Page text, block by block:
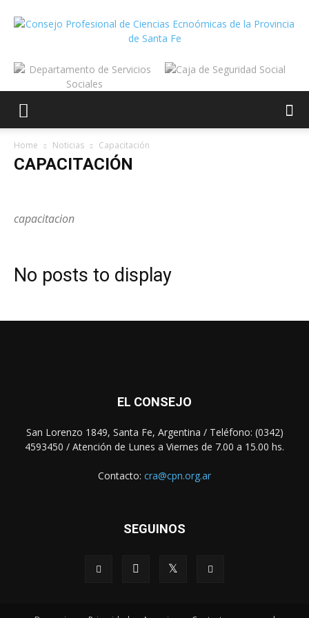
Home Noticias Capacitación
CAPACITACIÓN
capacitacion
No posts to display
EL CONSEJO
San Lorenzo 1849, Santa Fe, Argentina / Teléfono: (0342)
4593450 / Atención de Lunes a Viernes de 7.00 a 15.00 hs.
Contacto: cra@cpn.org.ar
SEGUINOS